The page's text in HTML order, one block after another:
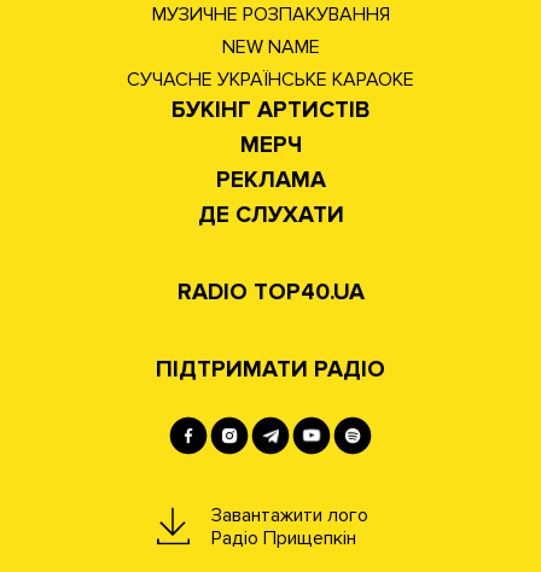
МУЗИЧНЕ РОЗПАКУВАННЯ
NEW NAME
СУЧАСНЕ УКРАЇНСЬКЕ КАРАОКЕ
БУКІНГ АРТИСТІВ
МЕРЧ
РЕКЛАМА
ДЕ СЛУХАТИ
RADIO TOP40.UA
ПІДТРИМАТИ РАДІО
Завантажити лого
Радіо Прищепкін